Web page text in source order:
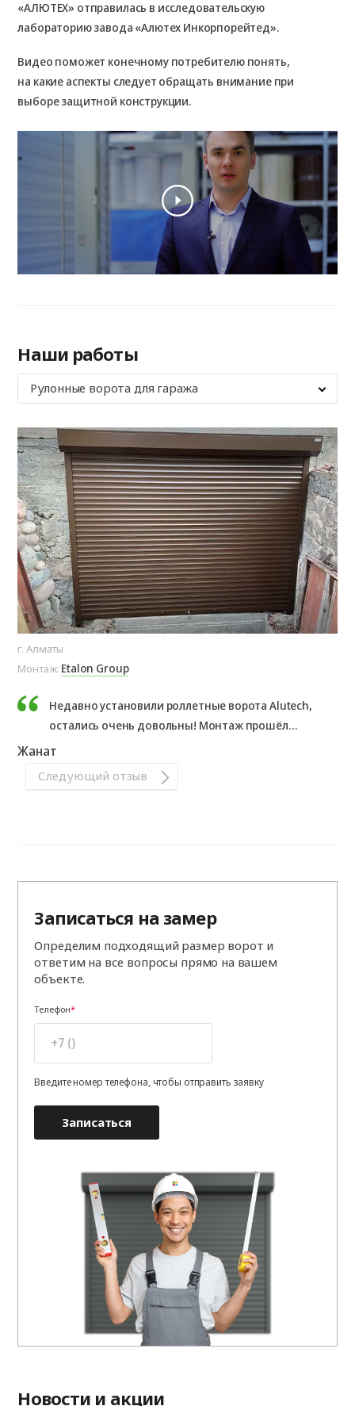
«АЛЮТЕХ» отправилась в исследовательскую
лабораторию завода «Алютех Инкорпорейтед».
Видео поможет конечному потребителю понять,
на какие аспекты следует обращать внимание при
выборе защитной конструкции.
Наши работы
Рулонные ворота для гаража
г. Алматы
Монтаж: Etalon Group
Недавно установили роллетные ворота Alutech,
остались очень довольны! Монтаж прошёл
помощь в подборе цвета и автоматики. Теперь
Жанат
Следующий отзыв
Записаться на замер
Определим подходящий размер ворот и
ответим на все вопросы прямо на вашем
объекте.
Телефон
Введите номер телефона, чтобы отправить заявку
Записаться
Новости и акции